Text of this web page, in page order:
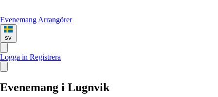
Evenemang Arrangörer
sv
Logga in Registrera
Evenemang i Lugnvik